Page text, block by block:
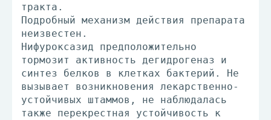
тракта.
Подробный механизм действия препарата
неизвестен.
Нифуроксазид предположительно
тормозит активность дегидрогеназ и
синтез белков в клетках бактерий. Не
вызывает возникновения лекарственно-
устойчивых штаммов, не наблюдалась
также перекрестная устойчивость к